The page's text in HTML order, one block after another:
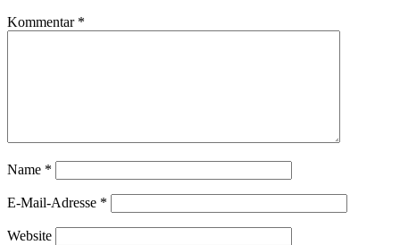
Kommentar *
Name *
E-Mail-Adresse *
Website